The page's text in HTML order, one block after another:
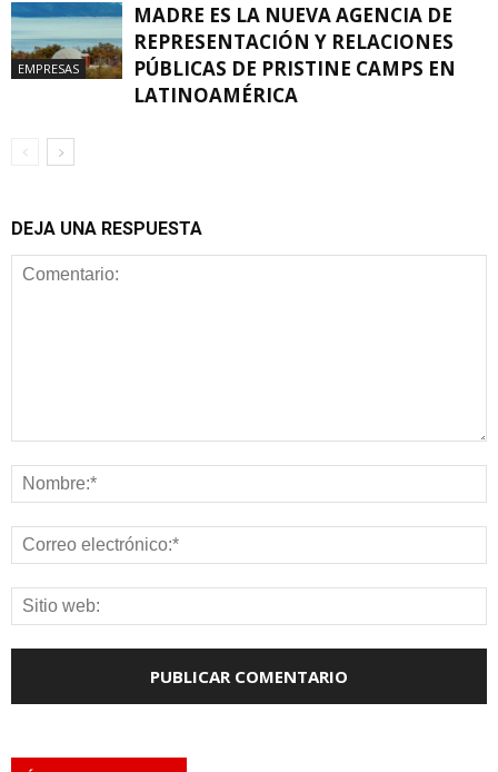
EMPRESAS
MADRE ES LA NUEVA AGENCIA DE
REPRESENTACIÓN Y RELACIONES
PÚBLICAS DE PRISTINE CAMPS EN
LATINOAMÉRICA
DEJA UNA RESPUESTA